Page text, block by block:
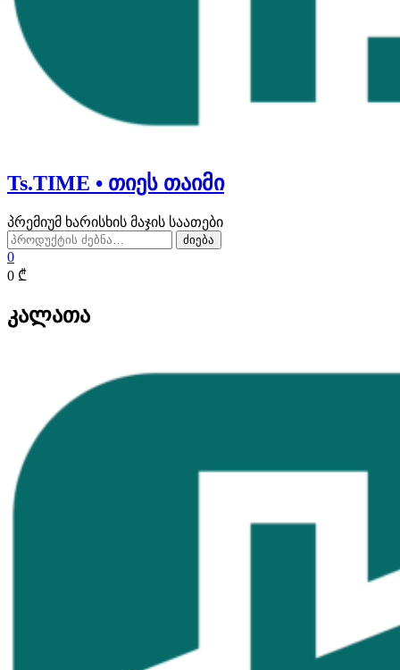
Ts.TIME • თიეს თაიმი
პრემიუმ ხარისხის მაჯის საათები
ძებნა:
ძიება
0
0 ₾
კალათა